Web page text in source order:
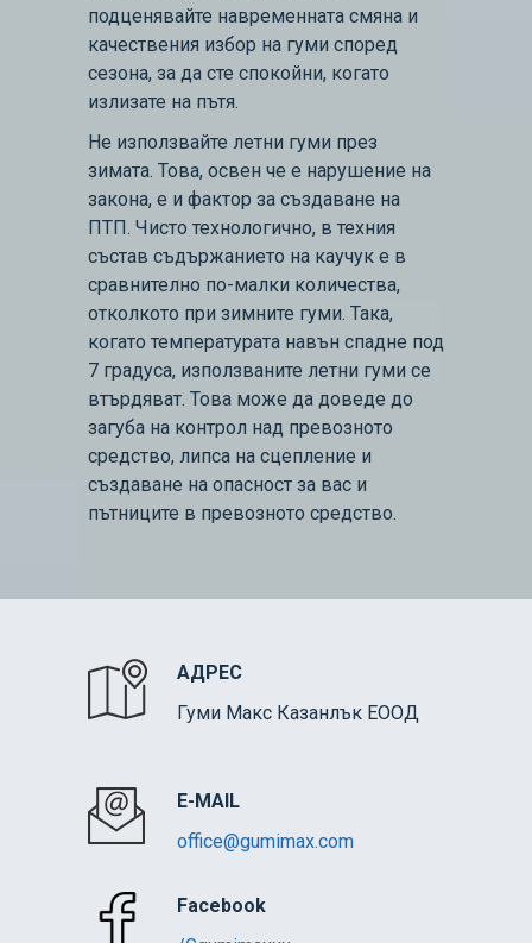
подценявайте навременната смяна и
качествения избор на гуми според
сезона, за да сте спокойни, когато
излизате на пътя.
Не използвайте летни гуми през
зимата. Това, освен че е нарушение на
закона, е и фактор за създаване на
ПТП. Чисто технологично, в техния
състав съдържанието на каучук е в
сравнително по-малки количества,
отколкото при зимните гуми. Така,
когато температурата навън спадне под
7 градуса, използваните летни гуми се
втърдяват. Това може да доведе до
загуба на контрол над превозното
средство, липса на сцепление и
създаване на опасност за вас и
пътниците в превозното средство.
АДРЕС
Гуми Макс Казанлък ЕООД
E-MAIL
office@gumimax.com
Facebook